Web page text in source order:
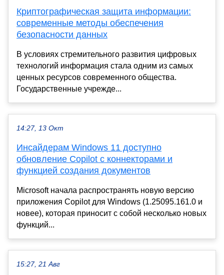
Криптографическая защита информации:
современные методы обеспечения
безопасности данных
В условиях стремительного развития цифровых
технологий информация стала одним из самых
ценных ресурсов современного общества.
Государственные учрежде...
14:27, 13 Окт
Инсайдерам Windows 11 доступно
обновление Copilot с коннекторами и
функцией создания документов
Microsoft начала распространять новую версию
приложения Copilot для Windows (1.25095.161.0 и
новее), которая приносит с собой несколько новых
функций...
15:27, 21 Авг